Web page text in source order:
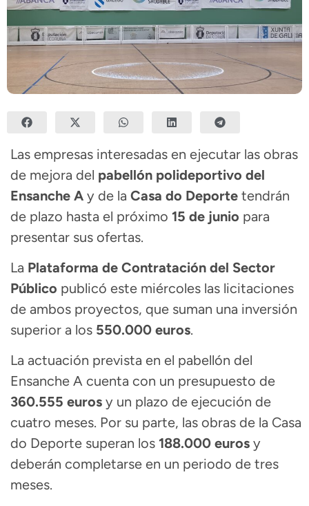
Las empresas interesadas en ejecutar las obras
de mejora del pabellón polideportivo del
Ensanche A y de la Casa do Deporte tendrán
de plazo hasta el próximo 15 de junio para
presentar sus ofertas.
La Plataforma de Contratación del Sector
Público publicó este miércoles las licitaciones
de ambos proyectos, que suman una inversión
superior a los 550.000 euros.
La actuación prevista en el pabellón del
Ensanche A cuenta con un presupuesto de
360.555 euros y un plazo de ejecución de
cuatro meses. Por su parte, las obras de la Casa
do Deporte superan los 188.000 euros y
deberán completarse en un periodo de tres
meses.